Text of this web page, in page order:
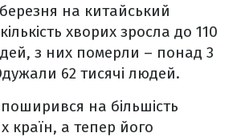
на китайський
хворих зросла до 110
з них померли – понад 3
62 тисячі людей.
на більшість
країн, а тепер його